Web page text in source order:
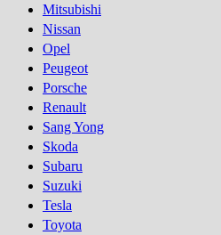
Mitsubishi
Nissan
Opel
Peugeot
Porsсhe
Renault
Sang Yong
Skoda
Subaru
Suzuki
Tesla
Toyota